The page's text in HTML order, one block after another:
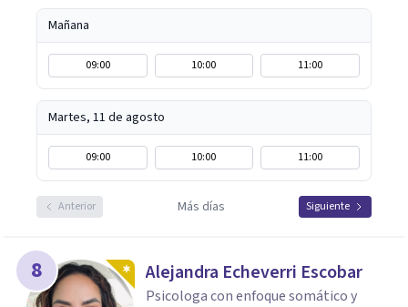
Mañana
09:00 10:00 11:00
Martes, 11 de agosto
09:00 10:00 11:00
Anterior Más días Siguiente
8 Alejandra Echeverri Escobar
Psicologa con enfoque somático y